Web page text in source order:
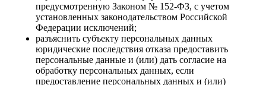
предусмотренную Законом № 152-ФЗ, с учетом
установленных законодательством Российской
Федерации исключений;
разъяснить субъекту персональных данных
юридические последствия отказа предоставить
персональные данные и (или) дать согласие на
обработку персональных данных, если
предоставление персональных данных и (или)